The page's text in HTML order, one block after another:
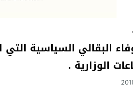
وفاء البقالي السياسية
الوزارية .